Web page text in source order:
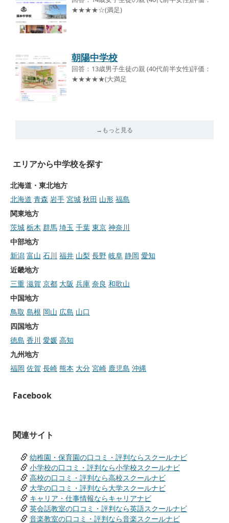
★★★★☆(満足)
朝陽中学校
回答：13歳男子生徒の親 (40代前半女性)評価：
★★★★★(大満足
→もっと見る
エリアから中学校を探す
北海道・東北地方
北海道 青森 岩手 宮城 秋田 山形 福島
関東地方
茨城 栃木 群馬 埼玉 千葉 東京 神奈川
中部地方
新潟 富山 石川 福井 山梨 長野 岐阜 静岡 愛知
近畿地方
三重 滋賀 京都 大阪 兵庫 奈良 和歌山
中国地方
鳥取 島根 岡山 広島 山口
四国地方
徳島 香川 愛媛 高知
九州地方
福岡 佐賀 長崎 熊本 大分 宮崎 鹿児島 沖縄
Facebook
関連サイト
幼稚園・保育園の口コミ・評判ならスクールナビ
小学校の口コミ・評判なら小学校スクールナビ
高校の口コミ・評判なら高校スクールナビ
大学の口コミ・評判なら大学スクールナビ
キャリア・仕事情報ならキャリアナビ
英会話教室の口コミ・評判なら英語スクールナビ
音楽教室の口コミ・評判なら音楽スクールナビ